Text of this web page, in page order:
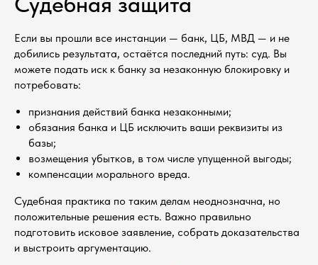
Если вы прошли все инстанции — банк, ЦБ, МВД — и не
добились результата, остаётся последний путь: суд. Вы
можете подать иск к банку за незаконную блокировку и
потребовать:
признания действий банка незаконными;
обязания банка и ЦБ исключить ваши реквизиты из
базы;
возмещения убытков, в том числе упущенной выгоды;
компенсации морального вреда.
Судебная практика по таким делам неоднозначна, но
положительные решения есть. Важно правильно
подготовить исковое заявление, собрать доказательства
и выстроить аргументацию.
Консультация по 161-ФЗ